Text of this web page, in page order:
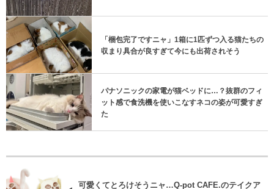
「梱包完了ですニャ」1箱に1匹ずつ入る猫たちの
収まり具合が良すぎて今にも出荷されそう
パナソニックの家電が猫ベッドに…？抜群のフィ
ット感で食洗機を使いこなすネコの姿が可愛すぎ
た
可愛くてとろけそうニャ…Q-pot CAFE.のテイクア